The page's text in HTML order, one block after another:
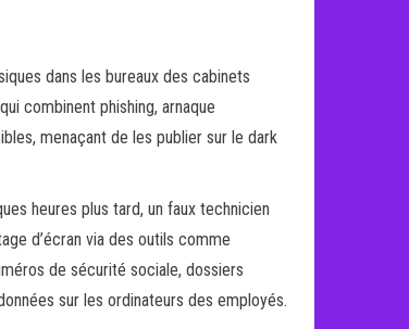
dans les bureaux des cabinets
combinent phishing, arnaque
menaçant de les publier sur le dark
heures plus tard, un faux technicien
d’écran via des outils comme
de sécurité sociale, dossiers
sur les ordinateurs des employés.